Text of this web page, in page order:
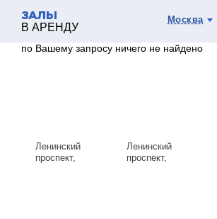
ЗАЛЫ
В АРЕНДУ
Москва
по Вашему запросу ничего не найдено
Ленинский
проспект,
Ленинский
проспект,